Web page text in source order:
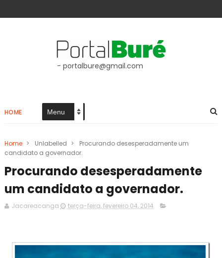
- portalbure@gmail.com
HOME
Home > Unlabelled >
Procurando desesperadamente um
candidato a governador.
Procurando desesperadamente
um candidato a governador.
Jacareacanga terça-feira, fevereiro 04, 2014